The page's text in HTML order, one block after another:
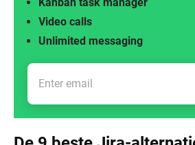
Unlimited messaging
Video calls